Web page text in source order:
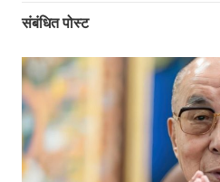
संबंधित पोस्ट